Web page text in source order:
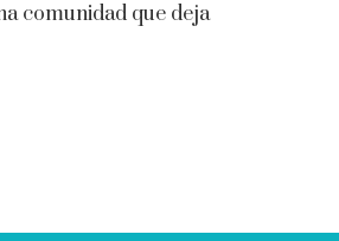
comunidad que deja